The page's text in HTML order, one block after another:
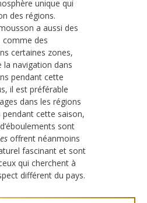
unique qui
des régions.
a aussi des
des
certaines zones,
la navigation dans
pendant cette
il est préférable
dans les régions
cette saison,
sont
offrent néanmoins
fascinant et sont
qui cherchent à
différent du pays.